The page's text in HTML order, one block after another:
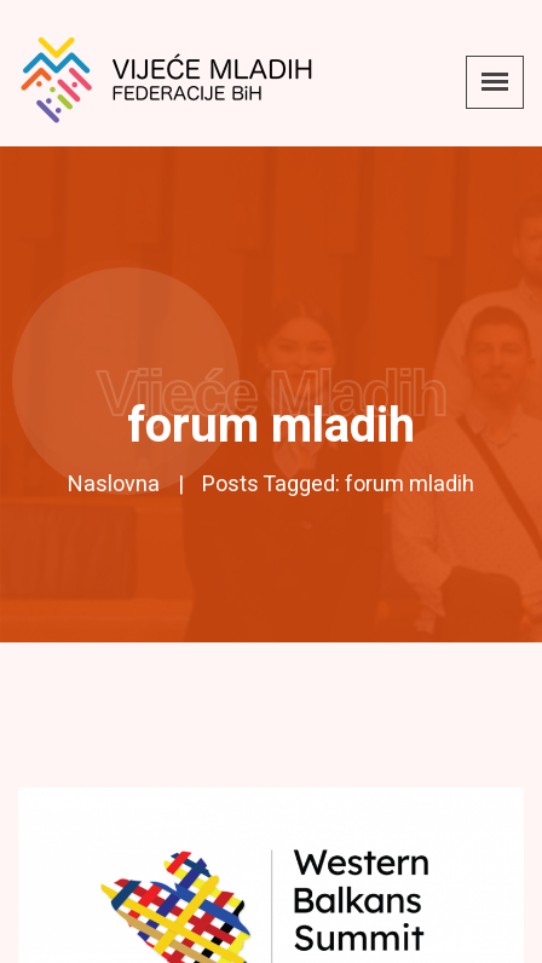
forum mladih
Naslovna Posts Tagged: forum mladih
Vijeće Mladih